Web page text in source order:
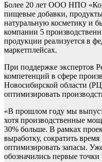
Более 20 лет ООО НПО
пищевые добавки,
натуральную косметику и
компании 5
продукции реализуется в
маркетплейсах.
При поддержке экспертов
компетенций в сфере
Новосибирской области
оптимизировать
«В прошлом году мы
хотя производственные
30% больше. В рамках
выработку, сократить
оптимизировать запасы.
обозначились первые точки